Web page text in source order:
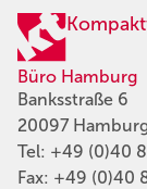
Büro Hamburg
Banksstraße 6
20097
Tel: +49 (0)40
Fax: +49 (0)40